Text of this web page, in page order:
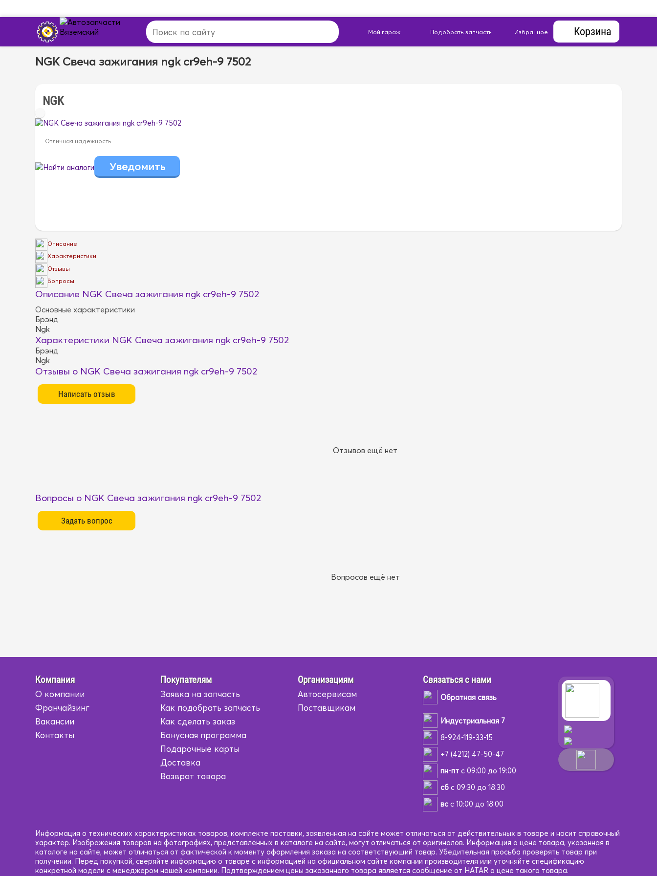
Корзина
NGK Свеча зажигания ngk cr9eh-9 7502
NGK
Отличная надежность
Найти аналоги
Описание
Характеристики
Отзывы
Вопросы
Описание NGK Свеча зажигания ngk cr9eh-9 7502
Основные характеристики
Брэнд
Ngk
Характеристики NGK Свеча зажигания ngk cr9eh-9 7502
Брэнд
Ngk
Отзывы о NGK Свеча зажигания ngk cr9eh-9 7502
Отзывов ещё нет
Вопросы о NGK Свеча зажигания ngk cr9eh-9 7502
Вопросов ещё нет
Компания
О компании
Франчайзинг
Вакансии
Контакты
Покупателям
Заявка на запчасть
Как подобрать запчасть
Как сделать заказ
Бонусная программа
Подарочные карты
Доставка
Возврат товара
Организациям
Автосервисам
Поставщикам
Связаться с нами
Обратная связь
Индустриальная 7
8-924-119-33-15
+7 (4212) 47-50-47
пн-птс 09:00 до 19:00
сбс 09:30 до 18:30
всс 10:00 до 18:00
Информация о технических характеристиках товаров, комплекте поставки, заявленная на сайте может отличаться от действительных в товаре и носит справочный
характер. Изображения товаров на фотографиях, представленных в каталоге на сайте, могут отличаться от оригиналов. Информация о цене товара, указанная в
каталоге на сайте, может отличаться от фактической к моменту оформления заказа на соответствующий товар. Убедительная просьба проверять товар при
получении. Перед покупкой, сверяйте информацию о товаре с информацией на официальном сайте компании производителя или уточняйте спецификацию
конкретной модели с менеджером нашей компании. Подтверждением цены заказанного товара является сообщение от HATAR о цене такого товара.